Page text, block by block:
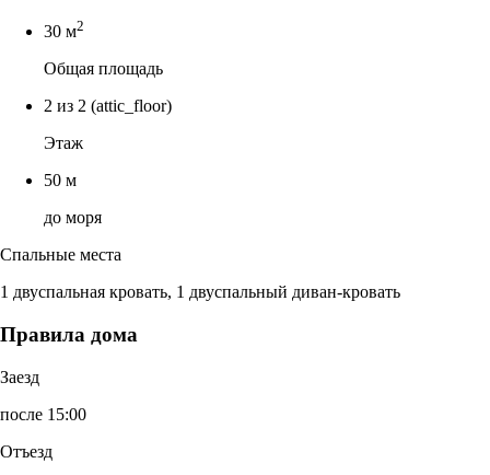
30 м2
Общая площадь
2 из 2 (attic_floor)
Этаж
50 м
до моря
Спальные места
1 двуспальная кровать, 1 двуспальный диван-кровать
Правила дома
Заезд
после 15:00
Отъезд